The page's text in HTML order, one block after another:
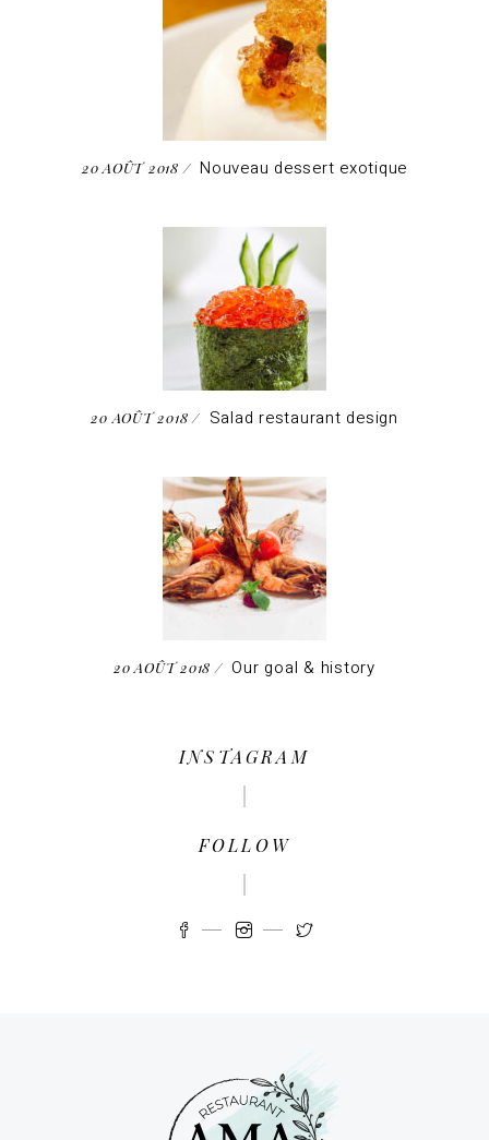
20 AOÛT 2018 Nouveau dessert exotique
20 AOÛT 2018 Salad restaurant design
20 AOÛT 2018 Our goal & history
INSTAGRAM
FOLLOW